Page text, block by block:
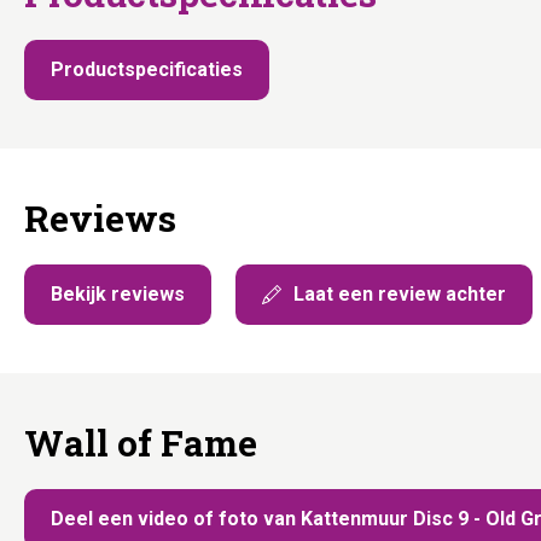
Productspecificaties
Reviews
Bekijk reviews Laat een review achter
Wall of Fame
Deel een video of foto van Kattenmuur Disc 9 - Old